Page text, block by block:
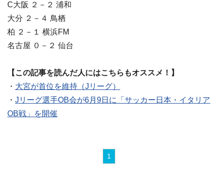
C大阪 ２－２ 浦和
大分 ２－４ 鳥栖
柏 ２－１ 横浜FM
名古屋 ０－２ 仙台
【この記事を読んだ人にはこちらもオススメ！】
・ 大宮が首位を維持（Jリーグ）
・ Jリーグ選手OB会が6月9日に「サッカー日本・イタリア
OB戦」を開催
1